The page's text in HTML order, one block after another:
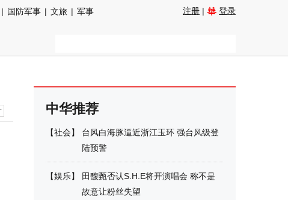
| 国防军事 | 文旅 | 军事
注册 | 登录
中华推荐
【社会】
台风白海豚逼近浙江玉环 强台风级登
陆预警
【娱乐】
田馥甄否认S.H.E将开演唱会 称不是
故意让粉丝失望